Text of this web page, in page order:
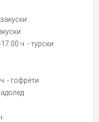
ч. - турски
- гофрети